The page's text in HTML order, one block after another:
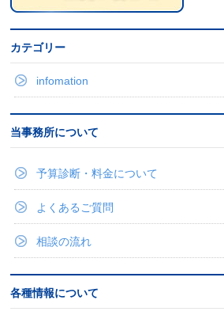
カテゴリー
infomation
当事務所について
予算診断・料金について
よくあるご質問
相談の流れ
各種情報について